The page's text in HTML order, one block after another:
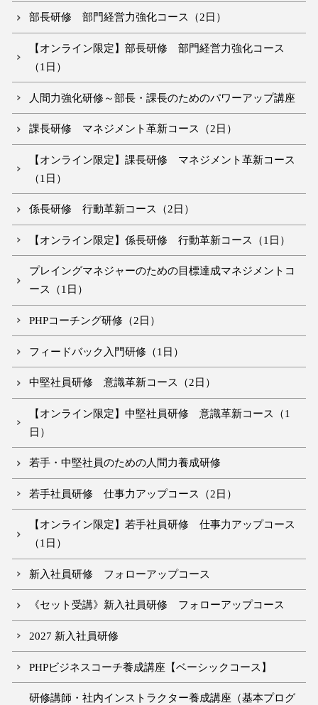
部長研修 部門経営力強化コース（2日）
【オンライン限定】部長研修 部門経営力強化コース
（1日）
人間力強化研修～部長・課長のためのパワーアップ講座
課長研修 マネジメント革新コース（2日）
【オンライン限定】課長研修 マネジメント革新コース
（1日）
係長研修 行動革新コース（2日）
【オンライン限定】係長研修 行動革新コース（1日）
プレイングマネジャーのための目標達成マネジメントコ
ース（1日）
PHPコーチング研修（2日）
フィードバック入門研修（1日）
中堅社員研修 意識革新コース（2日）
【オンライン限定】中堅社員研修 意識革新コース（1
日）
若手・中堅社員のための人間力養成研修
若手社員研修 仕事力アップコース（2日）
【オンライン限定】若手社員研修 仕事力アップコース
（1日）
新入社員研修 フォローアップコース
《セット受講》新入社員研修 フォローアップコース
2027 新入社員研修
PHPビジネスコーチ養成講座【ベーシックコース】
研修講師・社内インストラクター養成講座（基本プログ